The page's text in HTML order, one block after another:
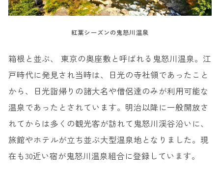
紅葉シーズンの鬼怒川温泉
箱根と並ぶ、 東京の奥座敷と呼ばれる鬼怒川温泉。江
戸時代に発見され当時は、日光の寺社領であったこと
から、日光詣帰りの諸大名や僧侶達のみが利用可能な
温泉であったとされています。明治以降に一般開放さ
れてからは多くの観光客が訪れて鬼怒川渓谷沿いに、
旅館やホテルが立ち並ぶ大型温泉地となりました。現
在も30近い宿が鬼怒川温泉組合に登録しています。